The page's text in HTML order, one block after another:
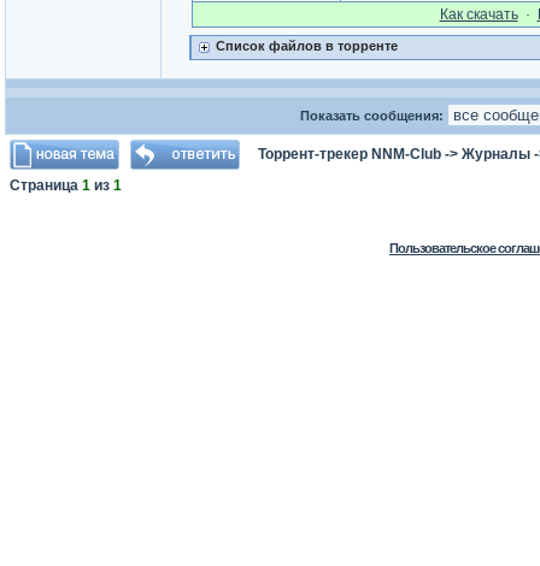
Как cкачать·
Список файлов в торренте
Показать сообщения:
Торрент-трекер NNM-Club -> Журналы
Страница 1 из 1
Пользовательское